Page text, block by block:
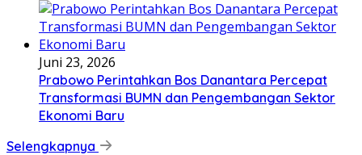
Juni 23, 2026
Prabowo Perintahkan Bos Danantara Percepat
Transformasi BUMN dan Pengembangan Sektor
Ekonomi Baru
Selengkapnya